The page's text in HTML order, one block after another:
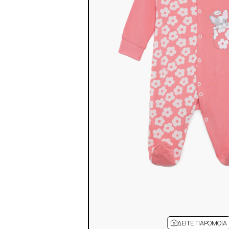
ΔΕΊΤΕ ΠΑΡΌΜΟΙΑ